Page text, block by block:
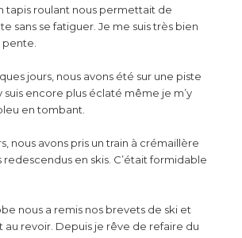
tapis roulant nous permettait de
sans se fatiguer. Je me suis très bien
jours, nous avons été sur une piste
suis encore plus éclaté même je m’y
en tombant.
nous avons pris un train à crémaillère
redescendus en skis. C’était formidable
nous a remis nos brevets de ski et
au revoir. Depuis je rêve de refaire du